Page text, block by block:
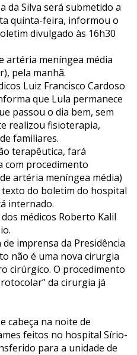
da Silva será submetido a
quinta-feira, informou o
divulgado às 16h30
artéria meníngea média
pela manhã.
Luiz Francisco Cardoso
que Lula permanece
passou o dia bem, sem
realizou fisioterapia,
familiares.
terapêutica, fará
com procedimento
artéria meníngea média)
texto do boletim do hospital
internado.
médicos Roberto Kalil
imprensa da Presidência
não é uma nova cirurgia
cirúrgico. O procedimento
da cirurgia já
cabeça na noite de
feitos no hospital Sírio-
para a unidade de